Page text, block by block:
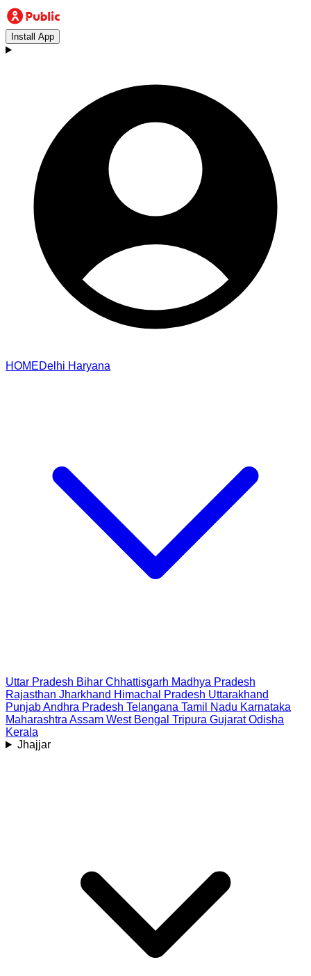
Install App
HOMEDelhi Haryana
Uttar Pradesh Bihar Chhattisgarh Madhya Pradesh
Rajasthan Jharkhand Himachal Pradesh Uttarakhand
PunjabAndhra Pradesh Telangana Tamil Nadu Karnataka
Maharashtra Assam West Bengal Tripura Gujarat Odisha
Kerala
Jhajjar